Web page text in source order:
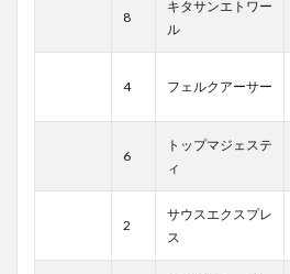
8
キタサンエトワー
ル
4 フェルクアーサー
6
トップマジェステ
ィ
2
サウスエクスプレ
ス